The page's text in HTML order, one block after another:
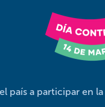
país a participar en